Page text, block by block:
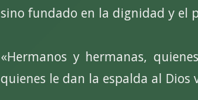
sino fundado en la dignidad y el
«Hermanos y hermanas,
quienes le dan la espalda al Dios